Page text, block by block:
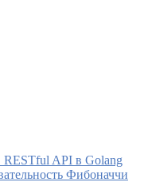
RESTful API в Golang
Фибоначчи